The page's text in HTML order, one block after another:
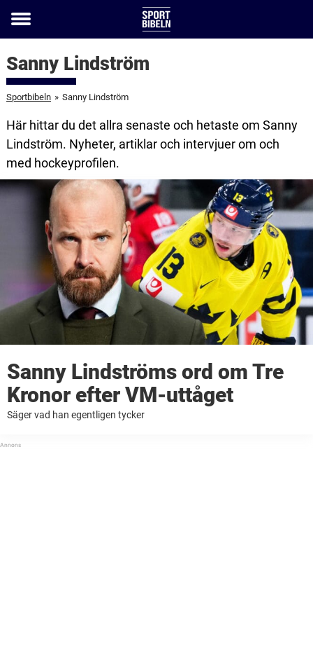
Toggle
Sanny Lindström
Sportbibeln » Sanny Lindström
Här hittar du det allra senaste och hetaste om Sanny
Lindström. Nyheter, artiklar och intervjuer om och
med hockeyprofilen.
Sanny Lindströms ord om Tre
Kronor efter VM-uttåget
Säger vad han egentligen tycker